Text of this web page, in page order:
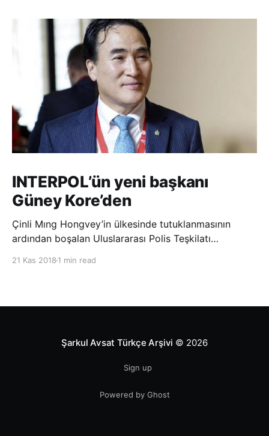
INTERPOL’ün yeni başkanı
Güney Kore’den
Çinli Mıng Hongvey’in ülkesinde tutuklanmasının
ardından boşalan Uluslararası Polis Teşkilatı
21 Kas 2018 1 min read
Şarkul Avsat Türkçe Arşivi © 2026
Sign up
Powered by Ghost